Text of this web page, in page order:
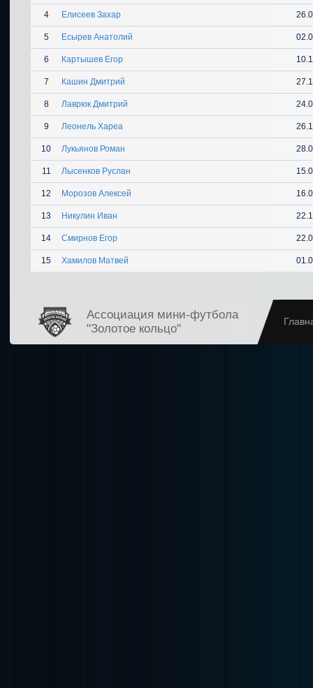
4 Елисеев Захар
5 Есырев Анатолий
6 Картышев Егор
7 Кашин Дмитрий
8 Лаврюк Дмитрий
9 Леонель Хареа
10 Лукьянов Роман
11 Лысенков Руслан
12 Морозов Алексей
13 Никулин Иван
14 Смирнов Егор
15 Хамилов Матвей
Ассоциация мини-футбола
"Золотое кольцо"